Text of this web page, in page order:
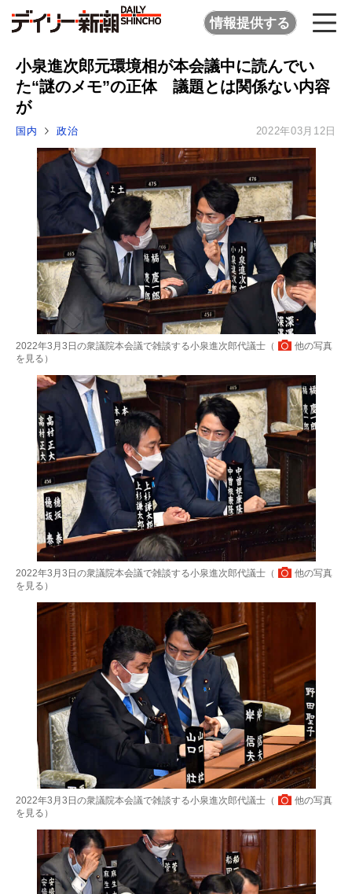
情報提供する
小泉進次郎元環境相が本会議中に読んでい
た“謎のメモ”の正体 議題とは関係ない内容
が
国内 政治 2022年03月12日
2022年3月3日の衆議院本会議で雑談する小泉進次郎代議士（
他の写真
を見る ）
2022年3月3日の衆議院本会議で雑談する小泉進次郎代議士（
他の写真
を見る ）
2022年3月3日の衆議院本会議で雑談する小泉進次郎代議士（
他の写真
を見る ）